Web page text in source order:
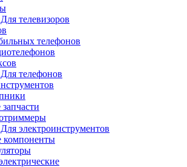
телевизоров
телефонов
телефонов
электроинструментов
компоненты